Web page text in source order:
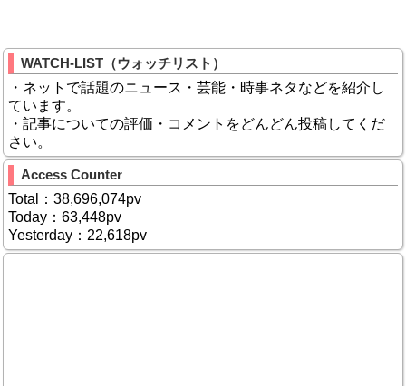
WATCH-LIST（ウォッチリスト）
・ネットで話題のニュース・芸能・時事ネタなどを紹介し
ています。
・記事についての評価・コメントをどんどん投稿してくだ
さい。
Access Counter
Total：38,696,074pv
Today：63,448pv
Yesterday：22,618pv